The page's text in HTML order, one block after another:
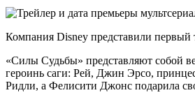
Компания Disney представили первый
«Силы Судьбы» представляют собой
героинь саги: Рей, Джин Эрсо,
Ридли, а Фелисити Джонс подарила